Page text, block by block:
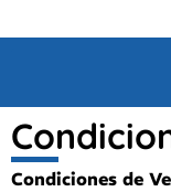
Condiciones de